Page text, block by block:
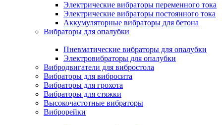
Электрические вибраторы переменного тока
Электрические вибраторы постоянного тока
Аккумуляторные вибраторы для бетона
Вибраторы для опалубки
Пневматические вибраторы для опалубки
Электровибраторы для опалубки
Вибродвигатели для вибростола
Вибраторы для вибросита
Вибраторы для грохота
Вибраторы для стяжки
Высокочастотные вибраторы
Виброрейки